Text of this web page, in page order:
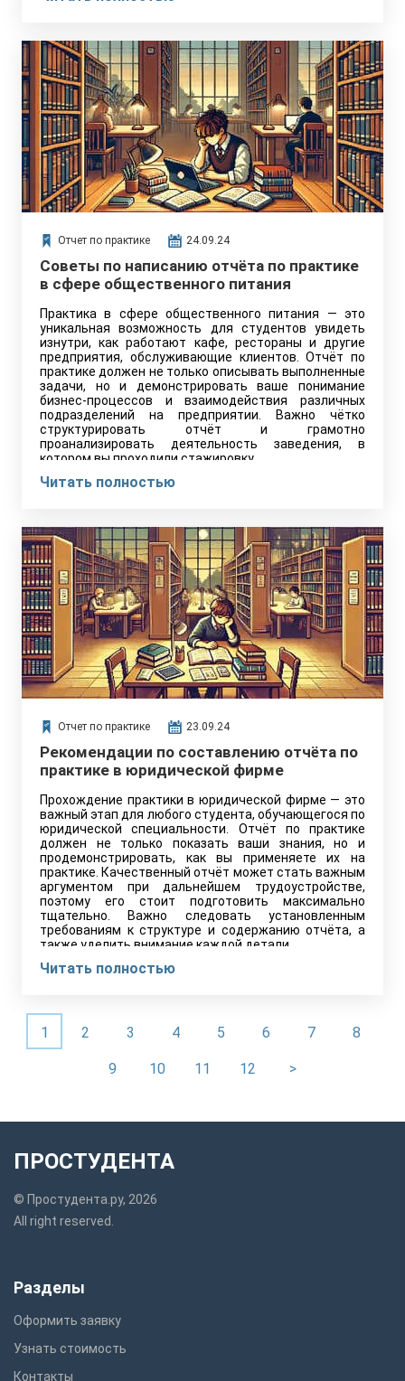
Отчет по практике 24.09.24
Советы по написанию отчёта по практике
в сфере общественного питания
Практика в сфере общественного питания — это
уникальная возможность для студентов увидеть
изнутри, как работают кафе, рестораны и другие
предприятия, обслуживающие клиентов. Отчёт по
практике должен не только описывать выполненные
задачи, но и демонстрировать ваше понимание
бизнес-процессов и взаимодействия различных
подразделений на предприятии. Важно чётко
структурировать отчёт и грамотно
проанализировать деятельность заведения, в
котором вы проходили стажировку.
Читать полностью
Отчет по практике 23.09.24
Рекомендации по составлению отчёта по
практике в юридической фирме
Прохождение практики в юридической фирме — это
важный этап для любого студента, обучающегося по
юридической специальности. Отчёт по практике
должен не только показать ваши знания, но и
продемонстрировать, как вы применяете их на
практике. Качественный отчёт может стать важным
аргументом при дальнейшем трудоустройстве,
поэтому его стоит подготовить максимально
тщательно. Важно следовать установленным
требованиям к структуре и содержанию отчёта, а
также уделить внимание каждой детали.
Читать полностью
1 2 3 4 5 6 7 8
9 10 11 12 >
ПРОСТУДЕНТА
© Простудента.ру, 2026
All right reserved.
Разделы
Оформить заявку
Узнать стоимость
Контакты